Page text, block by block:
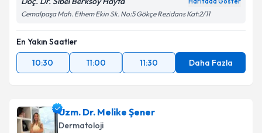
Cemalpaşa Mah. Ethem Ekin Sk. No:5 Gökçe Rezidans Kat:2/11
En Yakın Saatler
10:30
11:00 11:30 Daha Fazla
Uzm. Dr. Melike Şener
Dermatoloji